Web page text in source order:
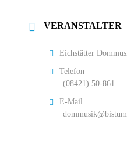
VERANSTALTER
Eichstätter
Telefon
(08421) 50-861
E-Mail